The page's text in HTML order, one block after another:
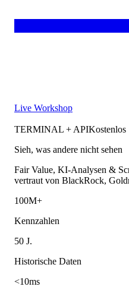
Live Workshop
TERMINAL + APIKostenlos
Sieh, was andere nicht sehen
Fair Value, KI-Analysen &
vertraut von BlackRock,
100M+
Kennzahlen
50 J.
Historische Daten
<10ms